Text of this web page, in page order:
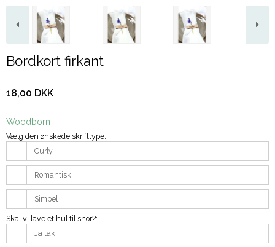
Bordkort firkant
18,00 DKK
Woodborn
Vælg den ønskede skrifttype:
Curly
Romantisk
Simpel
Skal vi lave et hul til snor?:
Ja tak